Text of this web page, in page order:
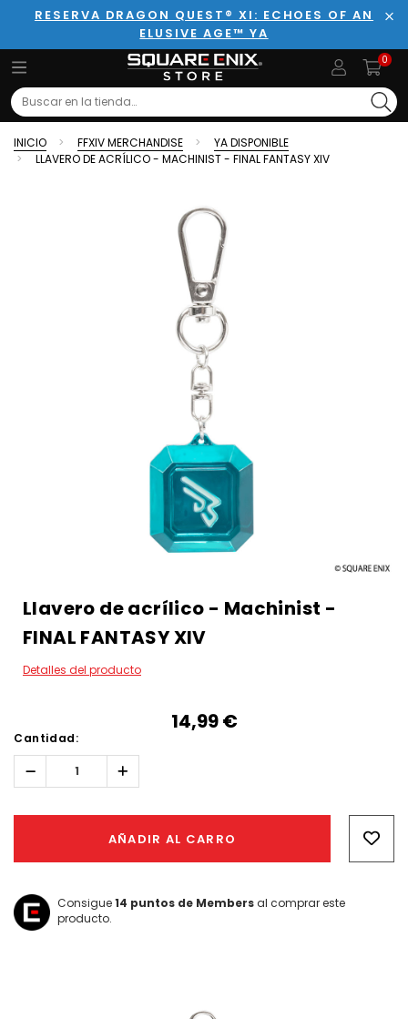
RESERVA DRAGON QUEST® XI: ECHOES OF AN
ELUSIVE AGE™ YA
0
Search
INICIO FFXIV MERCHANDISE
YA DISPONIBLE
LLAVERO DE ACRÍLICO - MACHINIST - FINAL FANTASY XIV
Llavero de acrílico - Machinist -
FINAL FANTASY XIV
Detalles del producto
14,99‎ ‎€
Cantidad:
Reducir
cantidad:
Aumentar
la
cantidad:
AÑADIR AL CARRO
Consigue14 puntos de Membersal comprar este
producto.